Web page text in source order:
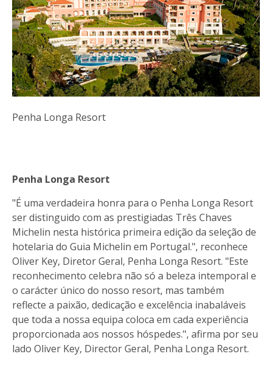
Penha Longa Resort
Penha Longa Resort
"É uma verdadeira honra para o Penha Longa Resort
ser distinguido com as prestigiadas Três Chaves
Michelin nesta histórica primeira edição da seleção de
hotelaria do Guia Michelin em Portugal.", reconhece
Oliver Key, Diretor Geral, Penha Longa Resort. "Este
reconhecimento celebra não só a beleza intemporal e
o carácter único do nosso resort, mas também
reflecte a paixão, dedicação e excelência inabaláveis
que toda a nossa equipa coloca em cada experiência
proporcionada aos nossos hóspedes.", afirma por seu
lado Oliver Key, Director Geral, Penha Longa Resort.